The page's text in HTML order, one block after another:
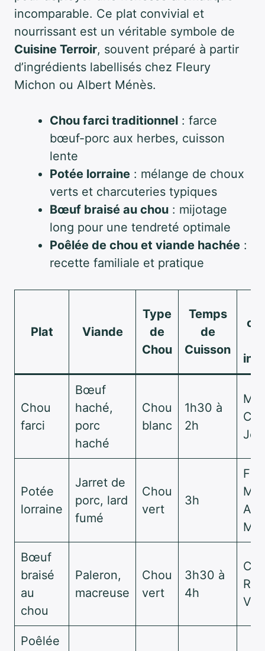
incomparable. Ce plat convivial et
nourrissant est un véritable symbole de
Cuisine Terroir, souvent préparé à partir
d’ingrédients labellisés chez Fleury
Michon ou Albert Ménès.
Chou farci traditionnel : farce
bœuf-porc aux herbes, cuisson
lente
Potée lorraine : mélange de choux
verts et charcuteries typiques
Bœuf braisé au chou : mijotage
long pour une tendreté optimale
Poêlée de chou et viande hachée :
recette familiale et pratique
Plat Viande
Type
de
Chou
Temps
de
Cuisson
Chou
farci
Bœuf
haché,
porc
haché
Chou
blanc
1h30 à
2h
Potée
lorraine
Jarret de
porc, lard
fumé
Chou
vert
3h
Bœuf
braisé
au
chou
Paleron,
macreuse
Chou
vert
3h30 à
4h
Poêlée